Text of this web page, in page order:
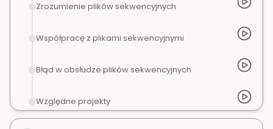
Zrozumienie plików sekwencyjnych
Współpracę z plikami sekwencyjnymi
Błąd w obsłudze plików sekwencyjnych
Względne projekty